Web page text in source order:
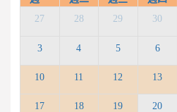
27
28 29 30
3 4 5 6
10 11 12 13
17 18 19 20